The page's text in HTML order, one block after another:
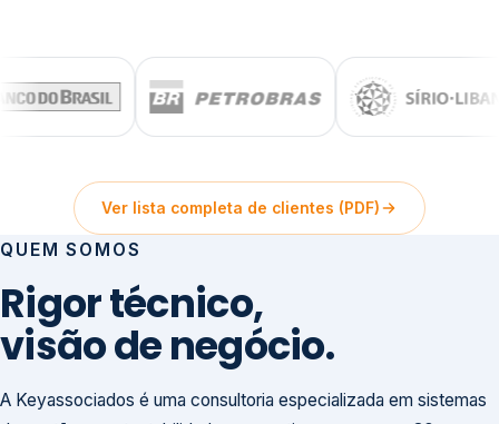
Ver lista completa de clientes (PDF)
QUEM SOMOS
Rigor técnico,
visão de negócio.
A Keyassociados é uma consultoria especializada em sistemas